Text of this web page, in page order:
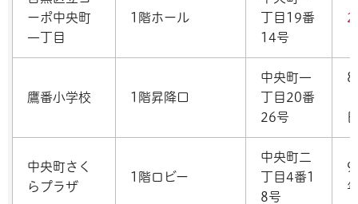
ーポ中央町
一丁目
1階ホール
丁目19番
14号
鷹番小学校 1階昇降口
中央町一
丁目20番
26号
8
中央町さく
らプラザ
1階ロビー
中央町二
丁目4番1
8号
9